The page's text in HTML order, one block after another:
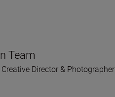
Team
Creative Director & Photographer